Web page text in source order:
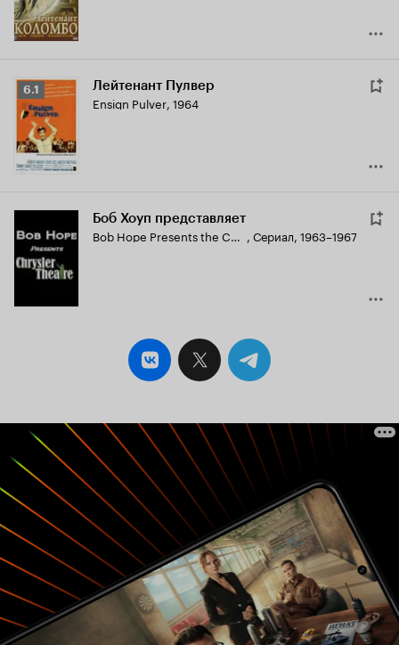
Рейтинг
Кинопоиска
6.1
6.1 Лейтенант Пулвер
Ensign Pulver, 1964
Боб Хоуп представляет
Bob Hope Presents the Chrysler Theatre , Сериал, 1963–1967